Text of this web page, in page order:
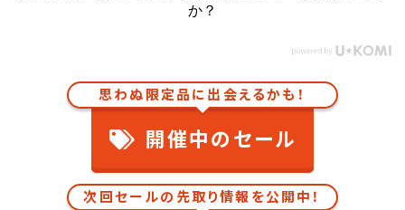
か？
思わぬ限定品に出会えるかも！
開催中のセール
次回セールの先取り情報を公開中！